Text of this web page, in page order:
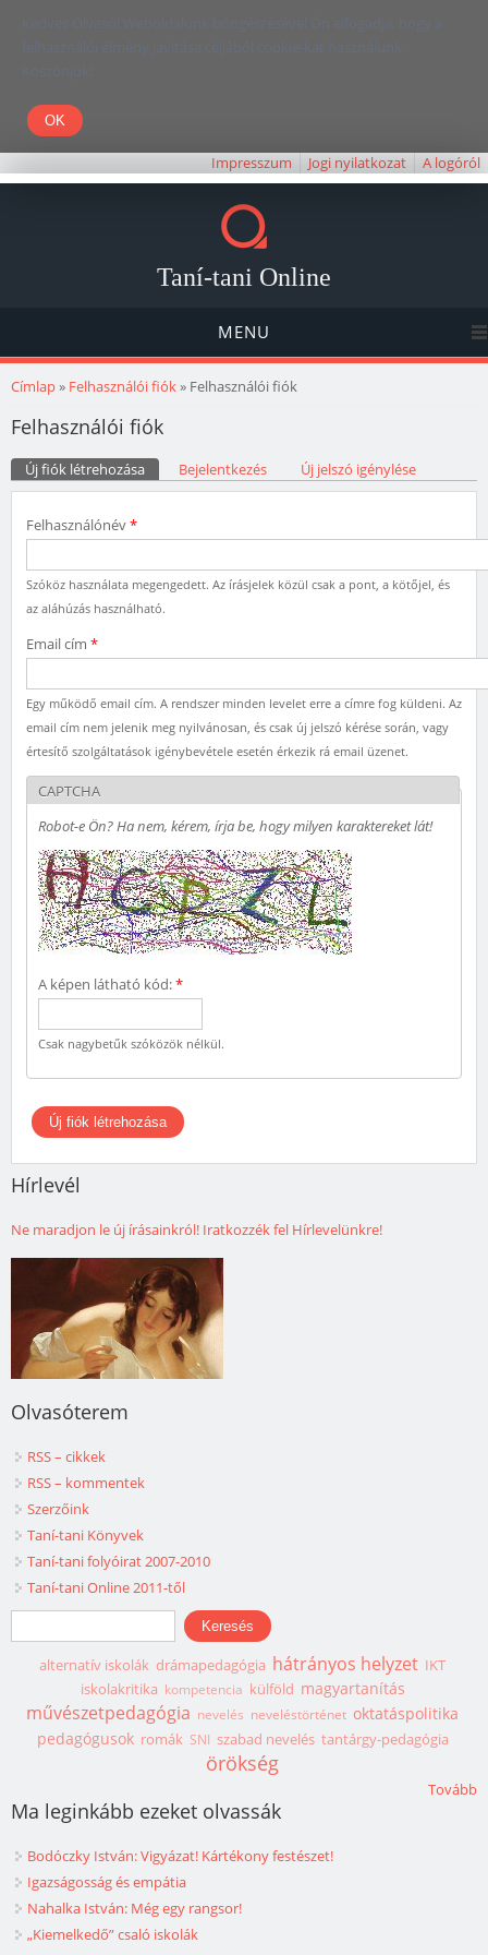
Kedves Olvasó! Weboldalunk böngészésével Ön elfogadja, hogy a
felhasználói élmény javítása céljából cookie-kat használunk.
Köszönjük!
Impresszum Jogi nyilatkozat A logóról
Taní-tani Online
MENU
Jelenlegi hely
Címlap» Felhasználói fiók» Felhasználói fiók
Felhasználói fiók
Elsődleges fülek
Új fiók létrehozása (aktív fül)Bejelentkezés Új jelszó igénylése
Felhasználónév*
Szóköz használata megengedett. Az írásjelek közül csak a pont, a kötőjel, és
az aláhúzás használható.
Email cím *
Egy működő email cím. A rendszer minden levelet erre a címre fog küldeni. Az
email cím nem jelenik meg nyilvánosan, és csak új jelszó kérése során, vagy
értesítő szolgáltatások igénybevétele esetén érkezik rá email üzenet.
CAPTCHA
Robot-e Ön? Ha nem, kérem, írja be, hogy milyen karaktereket lát!
A képen látható kód:*
Csak nagybetűk szóközök nélkül.
Hírlevél
Ne maradjon le új írásainkról! Iratkozzék fel Hírlevelünkre!
Olvasóterem
RSS – cikkek
RSS – kommentek
Szerzőink
Taní-tani Könyvek
Taní-tani folyóirat 2007-2010
Taní-tani Online 2011-től
Keresés űrlap
Keresés
alternatív iskolák drámapedagógia hátrányos helyzet IKT
iskolakritika kompetencia külföld magyartanítás
művészetpedagógia nevelés neveléstörténet oktatáspolitika
pedagógusok romák SNI szabad nevelés tantárgy-pedagógia
örökség
Tovább
Ma leginkább ezeket olvassák
Bodóczky István: Vigyázat! Kártékony festészet!
Igazságosság és empátia
Nahalka István: Még egy rangsor!
„Kiemelkedő” csaló iskolák